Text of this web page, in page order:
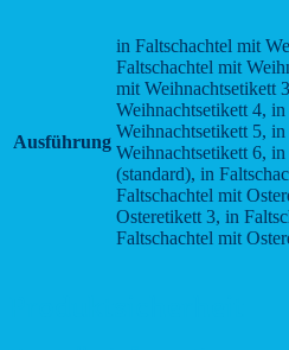
Ausführung
in Faltschachtel mit
Faltschachtel mit
mit Weihnachtsetikett
Weihnachtsetikett 4,
Weihnachtsetikett 5,
Weihnachtsetikett 6,
(standard), in
Faltschachtel mit
Osteretikett 3, in
Faltschachtel mit